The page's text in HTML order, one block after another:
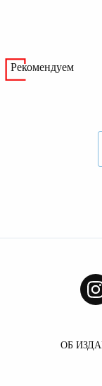
Рекомендуем
ОБ